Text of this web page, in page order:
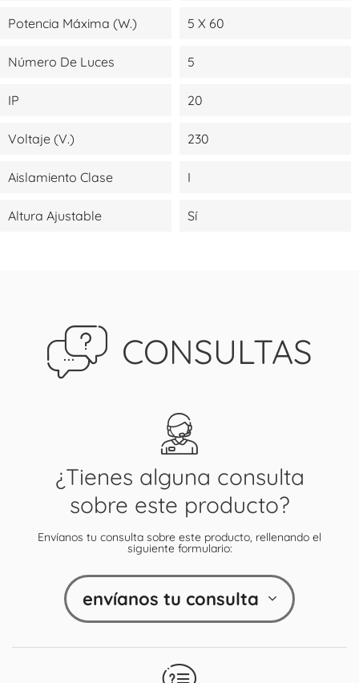
Potencia Máxima (W.) 5 X 60
Número De Luces 5
IP 20
Voltaje (V.) 230
Aislamiento Clase I
Altura Ajustable Sí
CONSULTAS
¿Tienes alguna consulta
sobre este producto?
Envíanos tu consulta sobre este producto, rellenando el
siguiente formulario:
envíanos tu consulta